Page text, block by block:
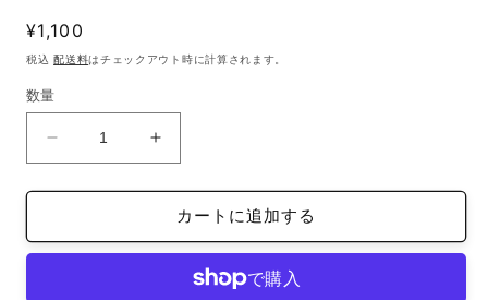
ア
(1)
開
く
通
常
格
¥1,100
税込配送料はチェックアウト時に計算されます。
数量
reflection
イ
ナ
iFace
reflection
イ
ナ
カートに追加する